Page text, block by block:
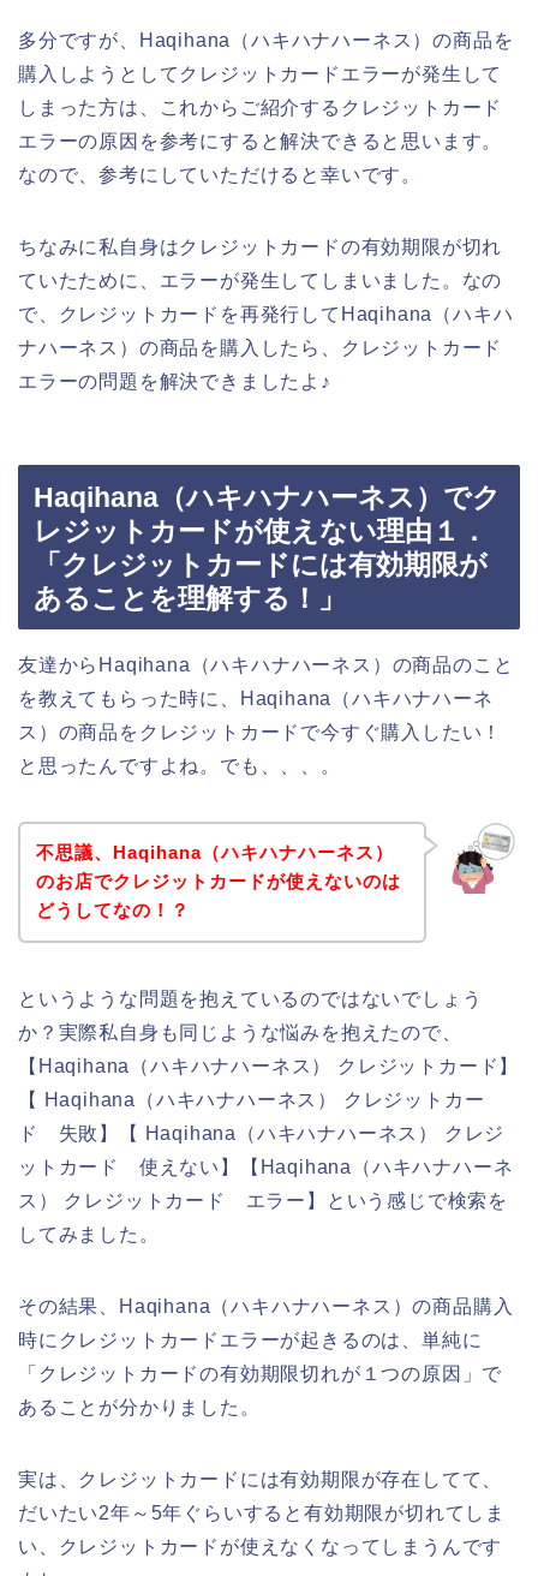
多分ですが、Haqihana（ハキハナハーネス）の商品を
購入しようとしてクレジットカードエラーが発生して
しまった方は、これからご紹介するクレジットカード
エラーの原因を参考にすると解決できると思います。
なので、参考にしていただけると幸いです。
ちなみに私自身はクレジットカードの有効期限が切れ
ていたために、エラーが発生してしまいました。なの
で、クレジットカードを再発行してHaqihana（ハキハ
ナハーネス）の商品を購入したら、クレジットカード
エラーの問題を解決できましたよ♪
Haqihana（ハキハナハーネス）でク
レジットカードが使えない理由１．
「クレジットカードには有効期限が
あることを理解する！」
友達からHaqihana（ハキハナハーネス）の商品のこと
を教えてもらった時に、Haqihana（ハキハナハーネ
ス）の商品をクレジットカードで今すぐ購入したい！
と思ったんですよね。でも、、、。
不思議、Haqihana（ハキハナハーネス）
のお店でクレジットカードが使えないのは
どうしてなの！？
というような問題を抱えているのではないでしょう
か？実際私自身も同じような悩みを抱えたので、
【Haqihana（ハキハナハーネス） クレジットカード】
【 Haqihana（ハキハナハーネス） クレジットカー
ド 失敗】【 Haqihana（ハキハナハーネス） クレジ
ットカード 使えない】【Haqihana（ハキハナハーネ
ス） クレジットカード エラー】という感じで検索を
してみました。
その結果、Haqihana（ハキハナハーネス）の商品購入
時にクレジットカードエラーが起きるのは、単純に
「クレジットカードの有効期限切れが１つの原因」で
あることが分かりました。
実は、クレジットカードには有効期限が存在してて、
だいたい2年～5年ぐらいすると有効期限が切れてしま
い、クレジットカードが使えなくなってしまうんです